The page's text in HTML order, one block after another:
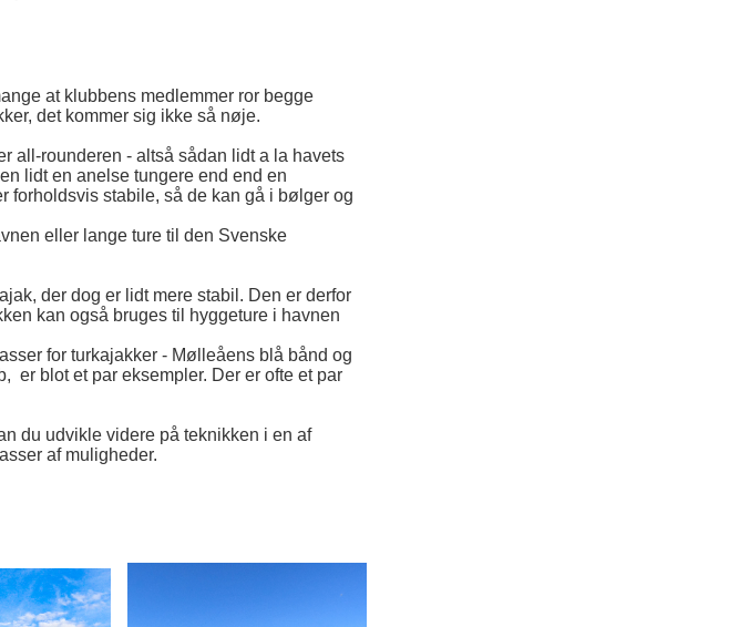
at klubbens medlemmer ror begge
det kommer sig ikke så nøje.
all-rounderen - altså sådan lidt a la havets
lidt en anelse tungere end end en
forholdsvis stabile, så de kan gå i bølger og
eller lange ture til den Svenske
der dog er lidt mere stabil. Den er derfor
kan også bruges til hyggeture i havnen
for turkajakker - Mølleåens blå bånd og
er blot et par eksempler. Der er ofte et par
du udvikle videre på teknikken i en af
af muligheder.